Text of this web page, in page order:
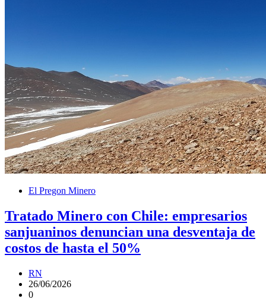
El Pregon Minero
Tratado Minero con Chile: empresarios
sanjuaninos denuncian una desventaja de
costos de hasta el 50%
RN
26/06/2026
0